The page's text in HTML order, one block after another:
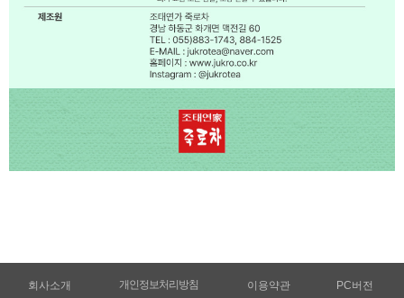
회사소개 개인정보처리방침 이용약관 PC버전